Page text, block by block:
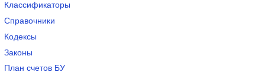
Классификаторы
Справочники
Кодексы
Законы
План счетов БУ